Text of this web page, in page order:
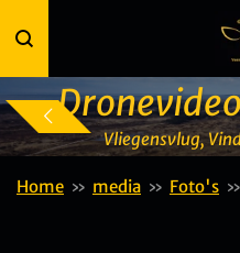
direct
naar
de
hoofdinhoudVliegensvlug,
Home » media » Foto's »